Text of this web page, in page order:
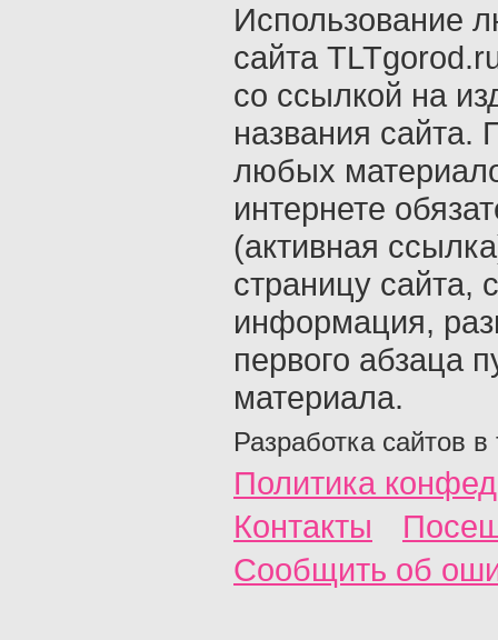
Использование
сайта
со ссылкой на
названия сайта.
любых
интернете
(активная
страницу сайта,
информация,
первого абзаца
материала.
Разработка сайтов в
Политика
Контакты
Сообщить об